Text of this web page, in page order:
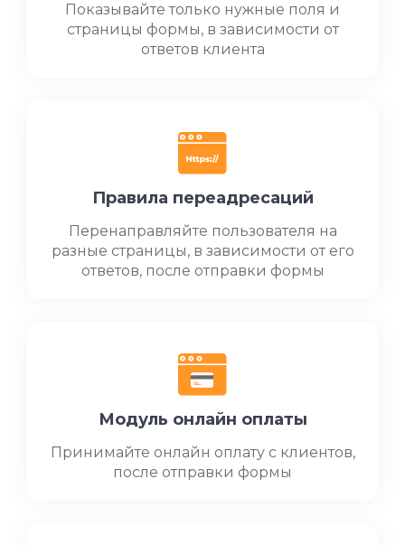
Показывайте только нужные поля и
страницы формы, в зависимости от
ответов клиента
Правила переадресаций
Перенаправляйте пользователя на
разные страницы, в зависимости от его
ответов, после отправки формы
Модуль онлайн оплаты
Принимайте онлайн оплату с клиентов,
после отправки формы